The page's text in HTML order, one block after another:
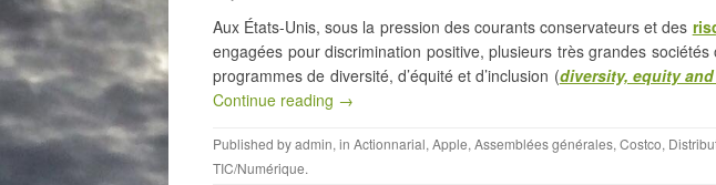
Aux États-Unis, sous la pression des courants conservateurs et des
engagées pour discrimination positive, plusieurs très grandes
programmes de diversité, d’équité et d’inclusion (diversity, equity
Continue reading →
Published byadmin, in Actionnarial, Apple, Assemblées générales, Costco,
TIC/Numérique.